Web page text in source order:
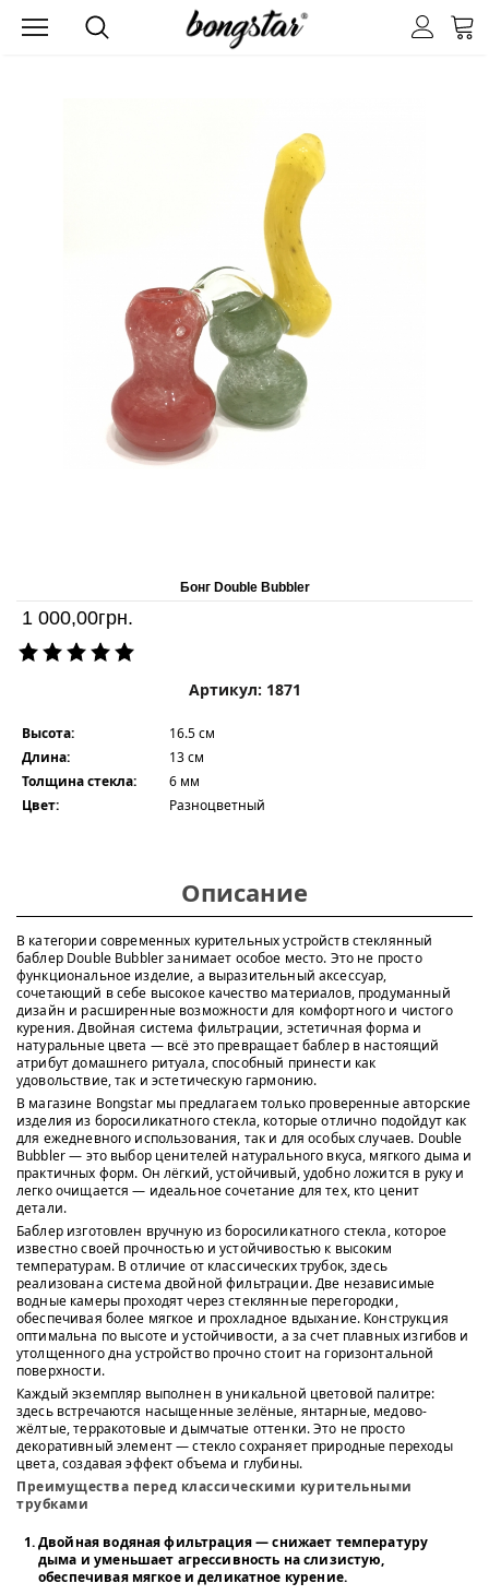
Бонг Double Bubbler
1 000,00грн.
Артикул: 1871
Высота:
16.5 см
Длина:
13 см
Толщина стекла:
6 мм
Цвет:
Разноцветный
Описание
В категории современных курительных устройств стеклянный
баблер Double Bubbler занимает особое место. Это не просто
функциональное изделие, а выразительный аксессуар,
сочетающий в себе высокое качество материалов, продуманный
дизайн и расширенные возможности для комфортного и чистого
курения. Двойная система фильтрации, эстетичная форма и
натуральные цвета — всё это превращает баблер в настоящий
атрибут домашнего ритуала, способный принести как
удовольствие, так и эстетическую гармонию.
В магазине Bongstar мы предлагаем только проверенные авторские
изделия из боросиликатного стекла, которые отлично подойдут как
для ежедневного использования, так и для особых случаев. Double
Bubbler — это выбор ценителей натурального вкуса, мягкого дыма и
практичных форм. Он лёгкий, устойчивый, удобно ложится в руку и
легко очищается — идеальное сочетание для тех, кто ценит
детали.
Баблер изготовлен вручную из боросиликатного стекла, которое
известно своей прочностью и устойчивостью к высоким
температурам. В отличие от классических трубок, здесь
реализована система двойной фильтрации. Две независимые
водные камеры проходят через стеклянные перегородки,
обеспечивая более мягкое и прохладное вдыхание. Конструкция
оптимальна по высоте и устойчивости, а за счет плавных изгибов и
утолщенного дна устройство прочно стоит на горизонтальной
поверхности.
Каждый экземпляр выполнен в уникальной цветовой палитре:
здесь встречаются насыщенные зелёные, янтарные, медово-
жёлтые, терракотовые и дымчатые оттенки. Это не просто
декоративный элемент — стекло сохраняет природные переходы
цвета, создавая эффект объема и глубины.
Преимущества перед классическими курительными
трубками
Двойная водяная фильтрация— снижает температуру
дыма и уменьшает агрессивность на слизистую,
обеспечивая мягкое и деликатное курение.